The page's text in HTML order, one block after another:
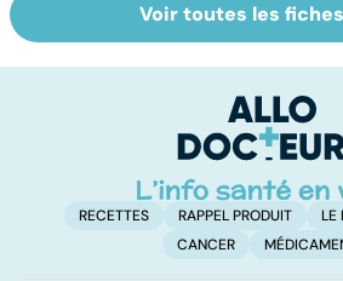
Femmes :
comment
Bien
Voir toutes les
RECETTES RAPPEL PRODUIT
LE
CANCER